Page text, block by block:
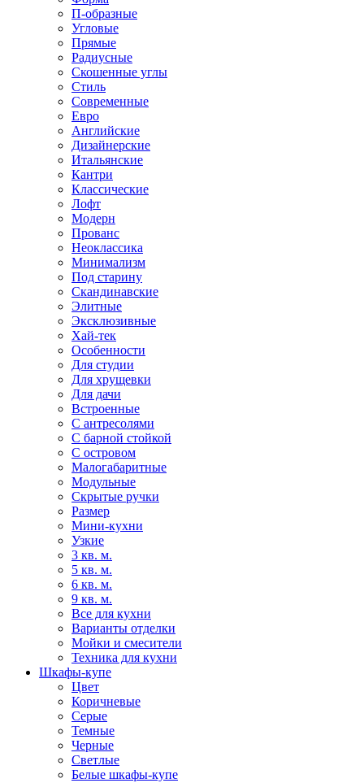
П-образные
Угловые
Прямые
Радиусные
Скошенные углы
Стиль
Современные
Евро
Английские
Дизайнерские
Итальянские
Кантри
Классические
Лофт
Модерн
Прованс
Неоклассика
Минимализм
Под старину
Скандинавские
Элитные
Эксклюзивные
Хай-тек
Особенности
Для студии
Для хрущевки
Для дачи
Встроенные
С антресолями
С барной стойкой
С островом
Малогабаритные
Модульные
Скрытые ручки
Размер
Мини-кухни
Узкие
3 кв. м.
5 кв. м.
6 кв. м.
9 кв. м.
Все для кухни
Варианты отделки
Мойки и смесители
Техника для кухни
Шкафы-купе
Цвет
Коричневые
Серые
Темные
Черные
Светлые
Белые шкафы-купе